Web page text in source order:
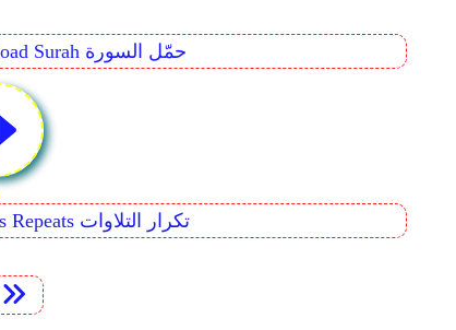
Download Surah حمّل السورة
Reciters Repeats تكرار التلاوات